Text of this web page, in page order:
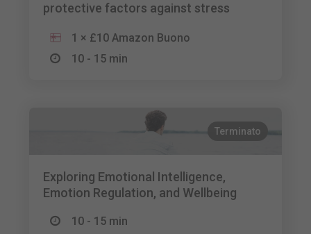
protective factors against stress
1 × £10 Amazon Buono
10 - 15 min
Terminato
Exploring Emotional Intelligence,
Emotion Regulation, and Wellbeing
10 - 15 min